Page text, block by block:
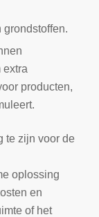
grondstoffen.
extra
producten,
te zijn voor de
oplossing
en
of het